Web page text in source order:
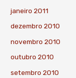
janeiro 2011
dezembro 2010
novembro 2010
outubro 2010
setembro 2010